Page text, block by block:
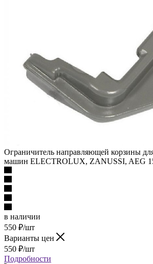
Ограничитель направляющей корзины
машин ELECTROLUX, ZANUSSI, AEG
в наличии
550 ₽/шт
Варианты цен
550 ₽/шт
Подробности